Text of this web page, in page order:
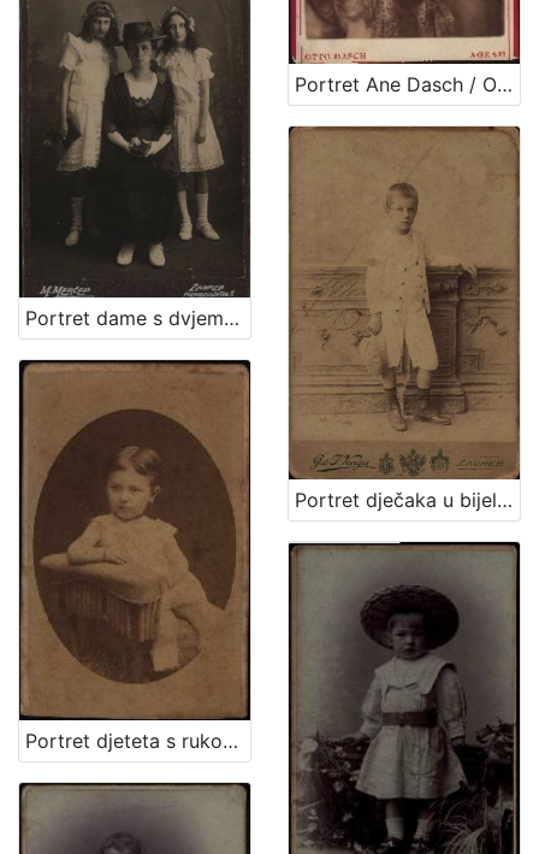
Portret Ane Dasch / Otto Dasch
Portret dame s dvjema djevojčicama / M. Merćep ; [izradio] Atelie M. Merćep
Portret dječaka u bijelom odijelu / G. & I.Varga
Portret djeteta s rukom oslonjenom na naslon / Ivan Standl